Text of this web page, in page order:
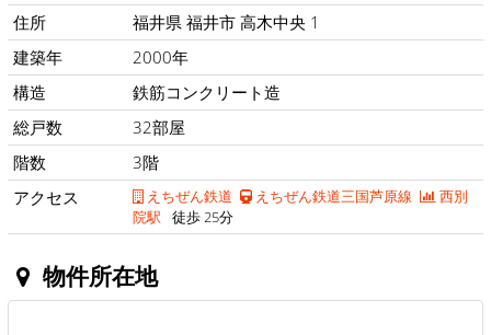
住所
福井県 福井市 高木中央 1
建築年
2000年
構造
鉄筋コンクリート造
総戸数
32部屋
階数
3階
アクセス
えちぜん鉄道 えちぜん鉄道三国芦原線
西別
院駅 徒歩 25分
物件所在地